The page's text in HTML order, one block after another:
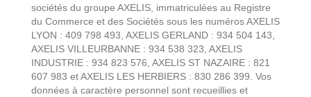
sociétés du groupe AXELIS, immatriculées au Registre
du Commerce et des Sociétés sous les numéros AXELIS
LYON : 409 798 493, AXELIS GERLAND : 934 504 143,
AXELIS VILLEURBANNE : 934 538 323, AXELIS
INDUSTRIE : 934 823 576, AXELIS ST NAZAIRE : 821
607 983 et AXELIS LES HERBIERS : 830 286 399. Vos
données à caractère personnel sont recueillies et